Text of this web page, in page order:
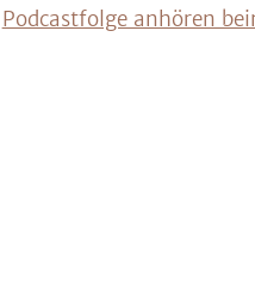
Podcastfolge anhören